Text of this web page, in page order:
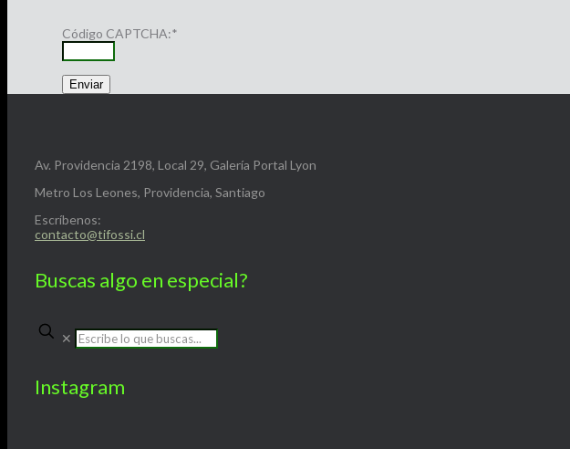
Código CAPTCHA:*
Av. Providencia 2198, Local 29, Galería Portal Lyon
Metro Los Leones, Providencia, Santiago
Escríbenos:
contacto@tifossi.cl
Buscas algo en especial?
✕
Instagram